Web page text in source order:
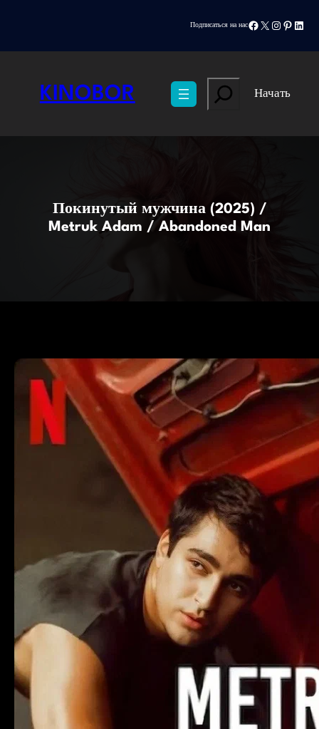
Подписаться на насFacebook
X Instagram
KINOBOR Search
Начать
Покинутый мужчина (2025) /
Metruk Adam / Abandoned Man